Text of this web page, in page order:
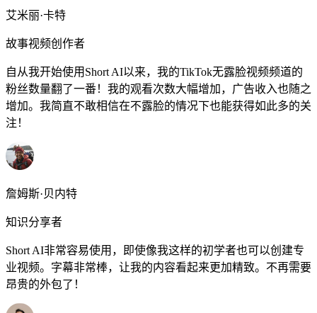
艾米丽·卡特
故事视频创作者
自从我开始使用Short AI以来，我的TikTok无露脸视频频道的
粉丝数量翻了一番！我的观看次数大幅增加，广告收入也随之
增加。我简直不敢相信在不露脸的情况下也能获得如此多的关
注！
詹姆斯·贝内特
知识分享者
Short AI非常容易使用，即使像我这样的初学者也可以创建专
业视频。字幕非常棒，让我的内容看起来更加精致。不再需要
昂贵的外包了！